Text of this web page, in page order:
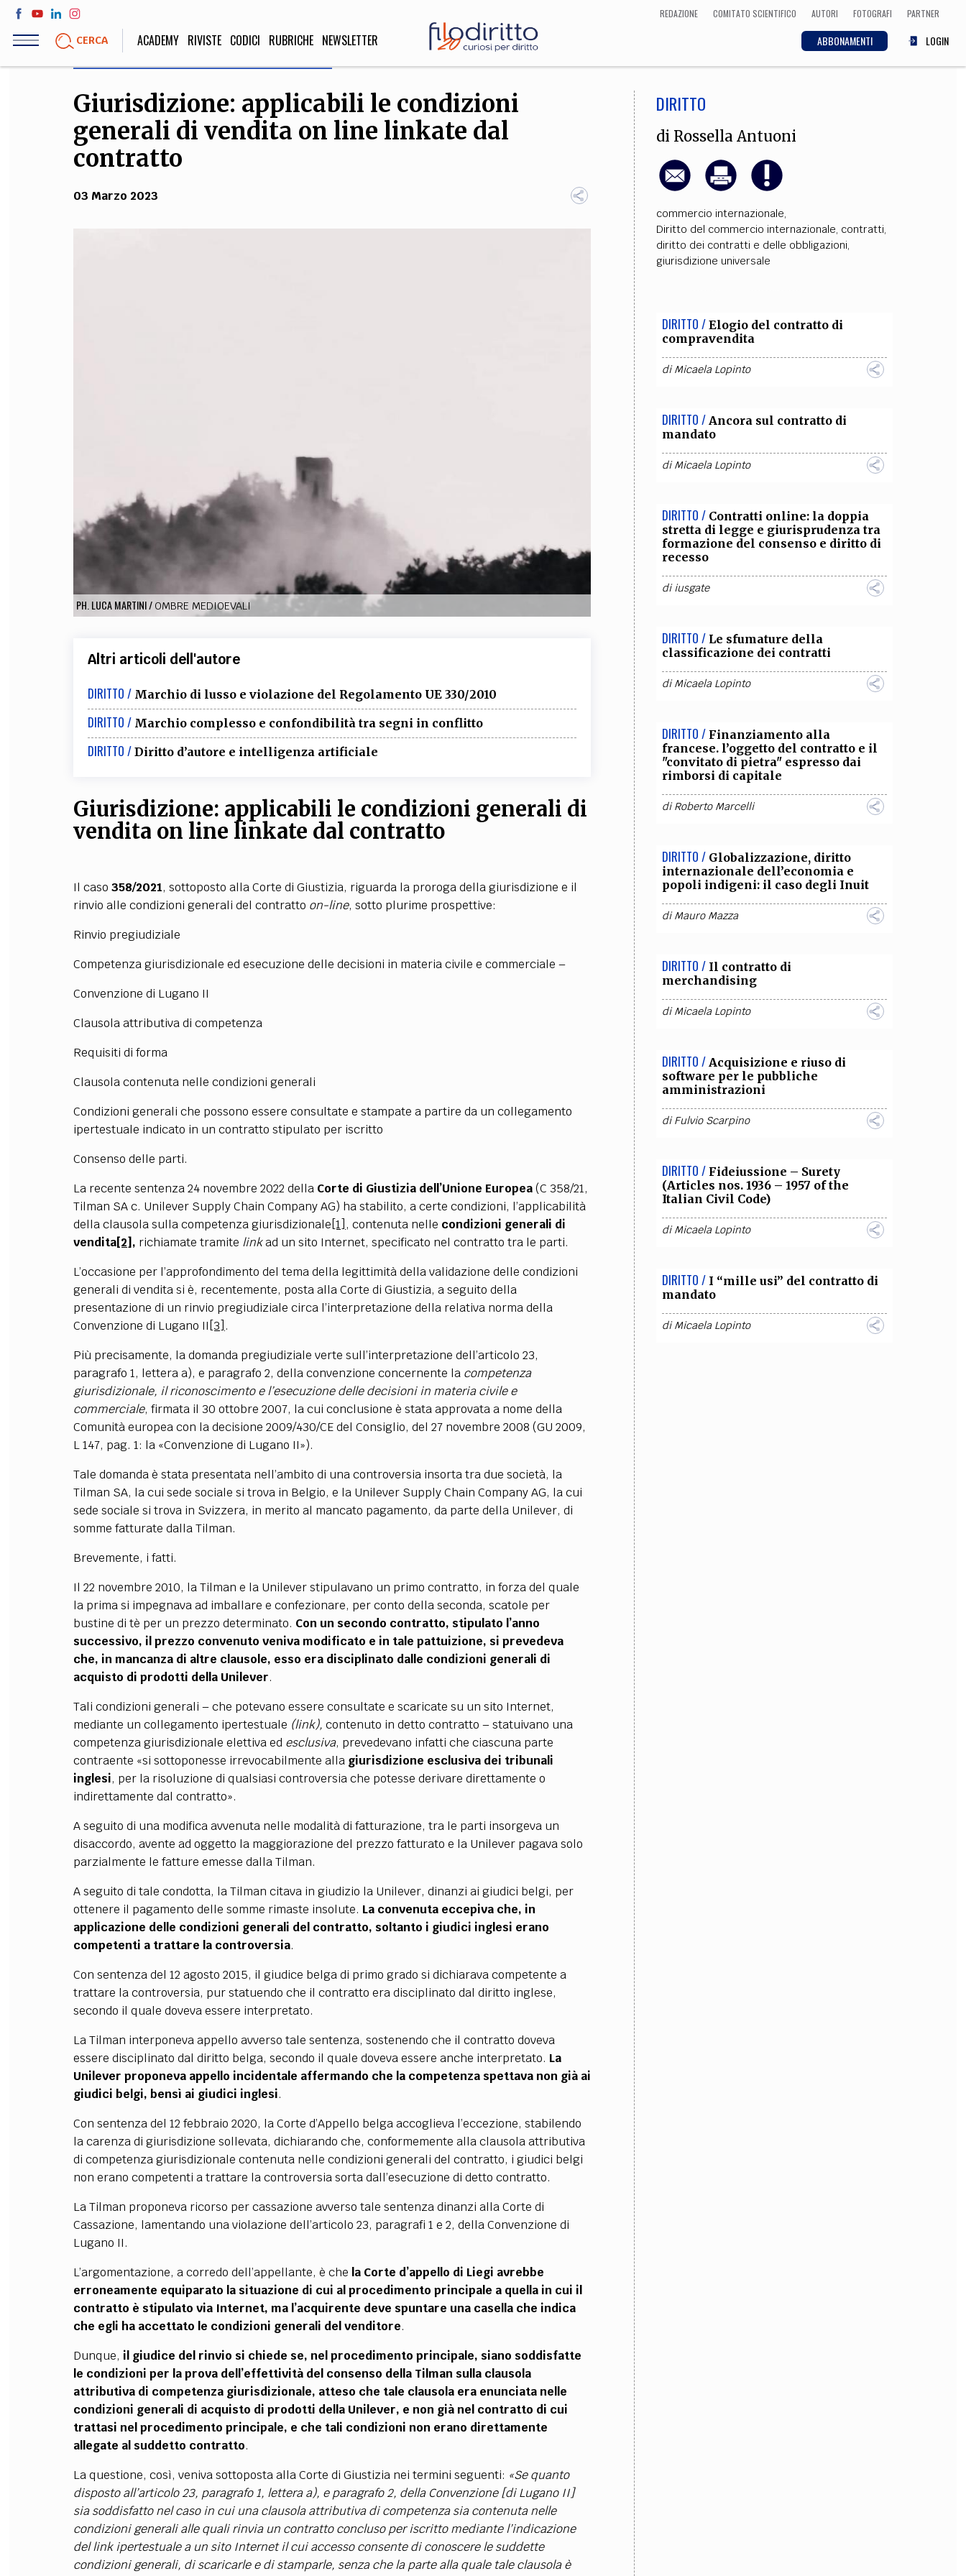
Salta
contenuto
REDAZIONE COMITATO SCIENTIFICO AUTORI FOTOGRAFI PARTNER
CERCA ABBONAMENTI LOGIN
ACADEMY RIVISTE CODICI RUBRICHE NEWSLETTER
LIFE STYLE
Sport, Cucina, Viaggi,
Moda
SOCIETÀ
Politica, Attualità,
DIRITTO ECONOMIA
STORIA E FILOSOFIA INNOVAZIONE CULTURA
Arte, Cinema, Musica,
Letteratura
COLLABORA CON NOI
Giurisdizione: applicabili le condizioni
generali di vendita on line linkate dal
contratto
03 Marzo 2023
PH. LUCA MARTINI/ OMBRE MEDIOEVALI
Altri articoli dell'autore
DIRITTO / Marchio di lusso e violazione del Regolamento UE 330/2010
DIRITTO / Marchio complesso e confondibilità tra segni in conflitto
DIRITTO / Diritto d’autore e intelligenza artificiale
Giurisdizione: applicabili le condizioni generali di
vendita on line linkate dal contratto
Il caso 358/2021, sottoposto alla Corte di Giustizia, riguarda la proroga della giurisdizione e il
rinvio alle condizioni generali del contratto on-line, sotto plurime prospettive:
Rinvio pregiudiziale
Competenza giurisdizionale ed esecuzione delle decisioni in materia civile e commerciale –
Convenzione di Lugano II
Clausola attributiva di competenza
Requisiti di forma
Clausola contenuta nelle condizioni generali
Condizioni generali che possono essere consultate e stampate a partire da un collegamento
ipertestuale indicato in un contratto stipulato per iscritto
Consenso delle parti.
La recente sentenza 24 novembre 2022 della Corte di Giustizia dell’Unione Europea(C 358/21,
Tilman SA c. Unilever Supply Chain Company AG) ha stabilito, a certe condizioni, l’applicabilità
della clausola sulla competenza giurisdizionale [1] , contenuta nelle condizioni generali di
vendita[2] , richiamate tramite linkad un sito Internet, specificato nel contratto tra le parti.
L’occasione per l’approfondimento del tema della legittimità della validazione delle condizioni
generali di vendita si è, recentemente, posta alla Corte di Giustizia, a seguito della
presentazione di un rinvio pregiudiziale circa l’interpretazione della relativa norma della
Convenzione di Lugano II [3] .
Più precisamente, la domanda pregiudiziale verte sull’interpretazione dell’articolo 23,
paragrafo 1, lettera a), e paragrafo 2, della convenzione concernente la competenza
giurisdizionale, il riconoscimento e l’esecuzione delle decisioni in materia civile e
commerciale, firmata il 30 ottobre 2007, la cui conclusione è stata approvata a nome della
Comunità europea con la decisione 2009/430/CE del Consiglio, del 27 novembre 2008 (GU 2009,
L 147, pag. 1: la «Convenzione di Lugano II»).
Tale domanda è stata presentata nell’ambito di una controversia insorta tra due società, la
Tilman SA, la cui sede sociale si trova in Belgio, e la Unilever Supply Chain Company AG, la cui
sede sociale si trova in Svizzera, in merito al mancato pagamento, da parte della Unilever, di
somme fatturate dalla Tilman.
Brevemente, i fatti.
Il 22 novembre 2010, la Tilman e la Unilever stipulavano un primo contratto, in forza del quale
la prima si impegnava ad imballare e confezionare, per conto della seconda, scatole per
bustine di tè per un prezzo determinato. Con un secondo contratto, stipulato l’anno
successivo, il prezzo convenuto veniva modificato e in tale pattuizione, si prevedeva
che, in mancanza di altre clausole, esso era disciplinato dalle condizioni generali di
acquisto di prodotti della Unilever.
Tali condizioni generali – che potevano essere consultate e scaricate su un sito Internet,
mediante un collegamento ipertestuale (link), contenuto in detto contratto – statuivano una
competenza giurisdizionale elettiva ed esclusiva, prevedevano infatti che ciascuna parte
contraente «si sottoponesse irrevocabilmente alla giurisdizione esclusiva dei tribunali
inglesi, per la risoluzione di qualsiasi controversia che potesse derivare direttamente o
indirettamente dal contratto».
A seguito di una modifica avvenuta nelle modalità di fatturazione, tra le parti insorgeva un
disaccordo, avente ad oggetto la maggiorazione del prezzo fatturato e la Unilever pagava solo
parzialmente le fatture emesse dalla Tilman.
A seguito di tale condotta, la Tilman citava in giudizio la Unilever, dinanzi ai giudici belgi, per
ottenere il pagamento delle somme rimaste insolute. La convenuta eccepiva che, in
applicazione delle condizioni generali del contratto, soltanto i giudici inglesi erano
competenti a trattare la controversia.
Con sentenza del 12 agosto 2015, il giudice belga di primo grado si dichiarava competente a
trattare la controversia, pur statuendo che il contratto era disciplinato dal diritto inglese,
secondo il quale doveva essere interpretato.
La Tilman interponeva appello avverso tale sentenza, sostenendo che il contratto doveva
essere disciplinato dal diritto belga, secondo il quale doveva essere anche interpretato. La
Unilever proponeva appello incidentale affermando che la competenza spettava non già ai
giudici belgi, bensì ai giudici inglesi.
Con sentenza del 12 febbraio 2020, la Corte d’Appello belga accoglieva l’eccezione, stabilendo
la carenza di giurisdizione sollevata, dichiarando che, conformemente alla clausola attributiva
di competenza giurisdizionale contenuta nelle condizioni generali del contratto, i giudici belgi
non erano competenti a trattare la controversia sorta dall’esecuzione di detto contratto.
La Tilman proponeva ricorso per cassazione avverso tale sentenza dinanzi alla Corte di
Cassazione, lamentando una violazione dell’articolo 23, paragrafi 1 e 2, della Convenzione di
Lugano II.
L’argomentazione, a corredo dell’appellante, è che la Corte d’appello di Liegi avrebbe
erroneamente equiparato la situazione di cui al procedimento principale a quella in cui il
contratto è stipulato via Internet, ma l’acquirente deve spuntare una casella che indica
che egli ha accettato le condizioni generali del venditore.
Dunque, il giudice del rinvio si chiede se, nel procedimento principale, siano soddisfatte
le condizioni per la prova dell’effettività del consenso della Tilman sulla clausola
attributiva di competenza giurisdizionale, atteso che tale clausola era enunciata nelle
condizioni generali di acquisto di prodotti della Unilever, e non già nel contratto di cui
trattasi nel procedimento principale, e che tali condizioni non erano direttamente
allegate al suddetto contratto.
La questione, così, veniva sottoposta alla Corte di Giustizia nei termini seguenti: «Se quanto
disposto all’articolo 23, paragrafo 1, lettera a), e paragrafo 2, della Convenzione [di Lugano II]
sia soddisfatto nel caso in cui una clausola attributiva di competenza sia contenuta nelle
condizioni generali alle quali rinvia un contratto concluso per iscritto mediante l’indicazione
del link ipertestuale a un sito Internet il cui accesso consente di conoscere le suddette
condizioni generali, di scaricarle e di stamparle, senza che la parte alla quale tale clausola è
DIRITTO
di Rossella Antuoni
commercio internazionale,
Diritto del commercio internazionale, contratti,
diritto dei contratti e delle obbligazioni,
giurisdizione universale
DIRITTO / Elogio del contratto di
compravendita
diMicaela Lopinto
DIRITTO / Ancora sul contratto di
mandato
diMicaela Lopinto
DIRITTO / Contratti online: la doppia
stretta di legge e giurisprudenza tra
formazione del consenso e diritto di
recesso
diiusgate
DIRITTO / Le sfumature della
classificazione dei contratti
diMicaela Lopinto
DIRITTO / Finanziamento alla
francese. l’oggetto del contratto e il
"convitato di pietra" espresso dai
rimborsi di capitale
diRoberto Marcelli
DIRITTO / Globalizzazione, diritto
internazionale dell’economia e
popoli indigeni: il caso degli Inuit
diMauro Mazza
DIRITTO / Il contratto di
merchandising
diMicaela Lopinto
DIRITTO / Acquisizione e riuso di
software per le pubbliche
amministrazioni
diFulvio Scarpino
DIRITTO / Fideiussione – Surety
(Articles nos. 1936 – 1957 of the
Italian Civil Code)
diMicaela Lopinto
DIRITTO / I “mille usi” del contratto di
mandato
diMicaela Lopinto